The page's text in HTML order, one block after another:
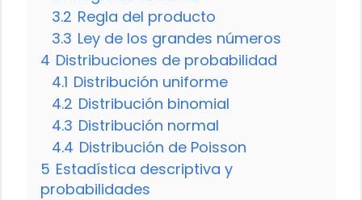
3.2 Regla del producto
3.3 Ley de los grandes números
4 Distribuciones de probabilidad
4.1 Distribución uniforme
4.2 Distribución binomial
4.3 Distribución normal
4.4 Distribución de Poisson
5 Estadística descriptiva y
probabilidades